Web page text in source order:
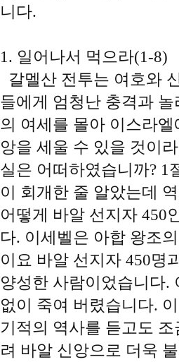
니다.
1. 일어나서 먹으라(1-8)
갈멜산 전투는 여호와
들에게 엄청난 충격과
의 여세를 몰아 이스라
앙을 세울 수 있을 것이
실은 어떠하였습니까? 1
이 회개한 줄 알았는데
어떻게 바알 선지자 450
다. 이세벨은 아합 왕조
이요 바알 선지자 450명
양성한 사람이었습니다.
없이 죽여 버렸습니다.
기적의 역사를 듣고도
려 바알 신앙으로 더욱